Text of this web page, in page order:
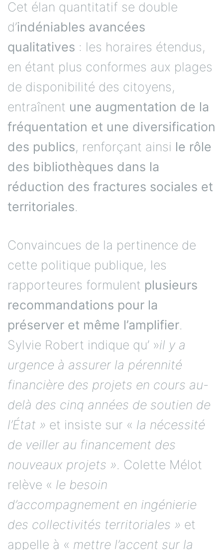
Cet élan quantitatif se double
d’indéniables avancées
qualitatives : les horaires étendus,
en étant plus conformes aux plages
de disponibilité des citoyens,
entraînent une augmentation de la
fréquentation et une diversification
des publics, renforçant ainsi le rôle
des bibliothèques dans la
réduction des fractures sociales et
territoriales.
Convaincues de la pertinence de
cette politique publique, les
rapporteures formulent plusieurs
recommandations pour la
préserver et même l’amplifier.
Sylvie Robert indique qu’ »il y a
urgence à assurer la pérennité
financière des projets en cours au-
delà des cinq années de soutien de
l’État » et insiste sur « la nécessité
de veiller au financement des
nouveaux projets ». Colette Mélot
relève « le besoin
d’accompagnement en ingénierie
des collectivités territoriales » et
appelle à « mettre l’accent sur la